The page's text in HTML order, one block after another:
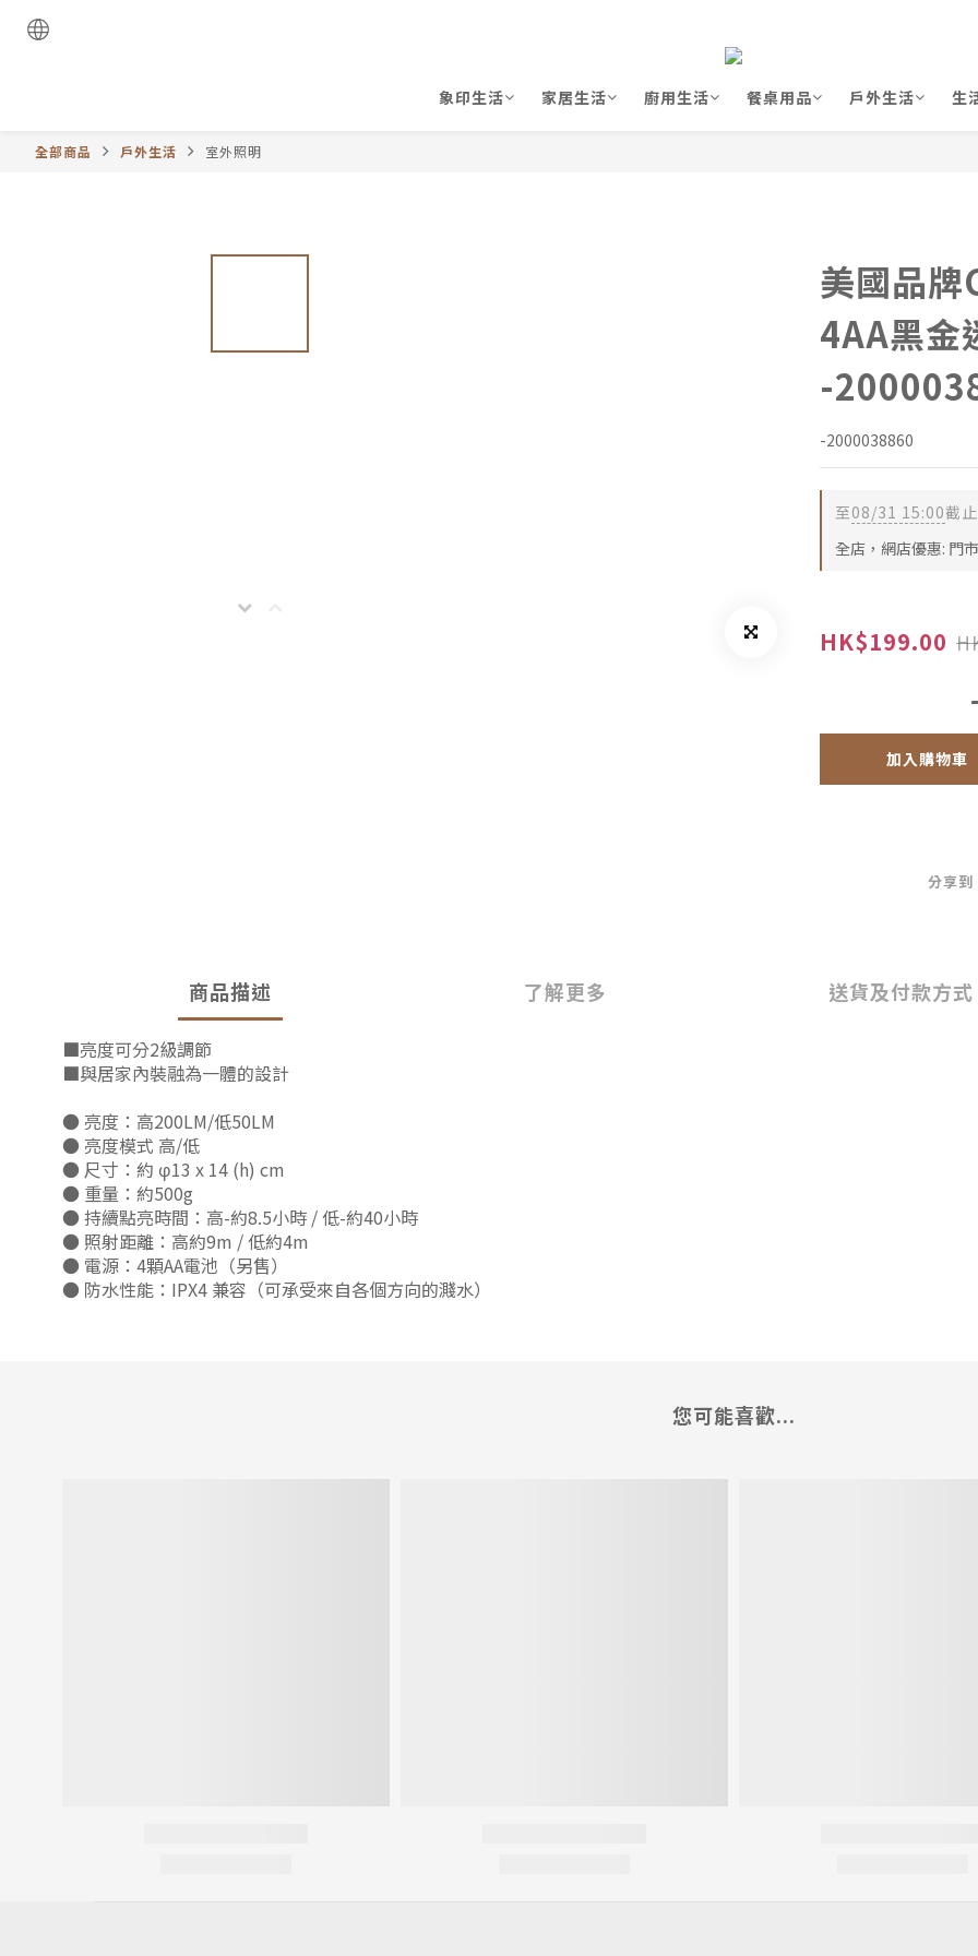
象印生活 家居生活 廚用生活 餐桌用品 戶外生活 生
全部商品 戶外生活 室外照明
美國品
4AA黑金
-
-2000038860
至08/31 15:00截止
全店，網店優惠: 門
HK$199.00
加入購物車
分享到
商品描述 了解更多 送貨及付款方式
■亮度可分2級調節
■與居家內裝融為一體的設計
● 亮度：高200LM/低50LM
● 亮度模式 高/低
● 尺寸：約 φ13 x 14 (h) cm
● 重量：約500g
● 持續點亮時間：高-約8.5小時 / 低-約40小時
● 照射距離：高約9m / 低約4m
● 電源：4顆AA電池（另售）
● 防水性能：IPX4 兼容（可承受來自各個方向的濺水）
您可能喜歡...